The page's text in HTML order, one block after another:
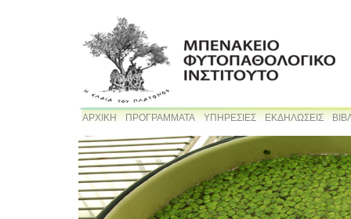
ΑΡΧΙΚΗ ΠΡΟΓΡΑΜΜΑΤΑ ΥΠΗΡΕΣΙΕΣ ΕΚΔΗΛΩΣΕΙΣ